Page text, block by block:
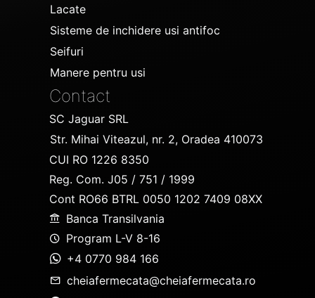
Lacate
Sisteme de inchidere usi antifoc
Seifuri
Manere pentru usi
Contact
SC Jaguar SRL
Str. Mihai Viteazul, nr. 2, Oradea 410073
CUI RO 1226 8350
Reg. Com. J05 / 751 / 1999
Cont RO66 BTRL 0050 1202 7409 08XX
Banca Transilvania
Program L-V 8-16
+4 0770 984 166
cheiafermecata@cheiafermecata.ro